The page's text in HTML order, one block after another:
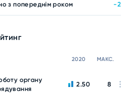
з попереднім роком -2
2020 МАКС.
органу
2.50 8